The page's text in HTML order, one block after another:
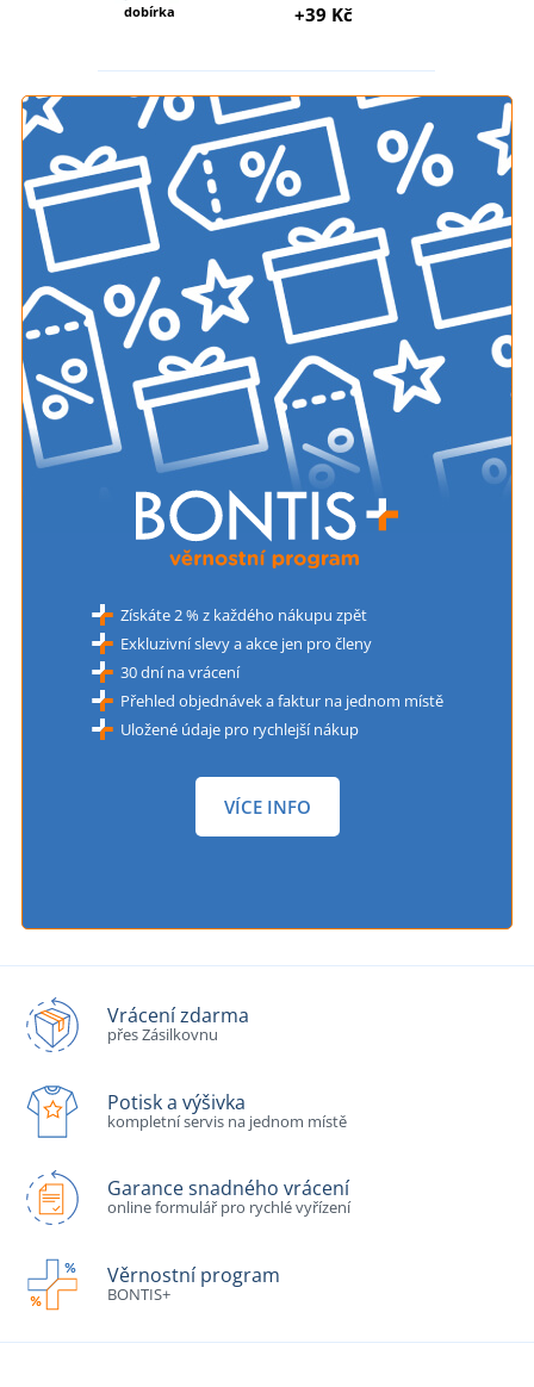
dobírka +39 Kč
Získáte 2 % z každého nákupu zpět
Exkluzivní slevy a akce jen pro členy
30 dní na vrácení
Přehled objednávek a faktur na jednom místě
Uložené údaje pro rychlejší nákup
VÍCE INFO
Vrácení zdarma
přes Zásilkovnu
Potisk a výšivka
kompletní servis na jednom místě
Garance snadného vrácení
online formulář pro rychlé vyřízení
Věrnostní program
BONTIS+